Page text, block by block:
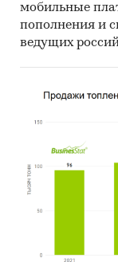
17.
Research
Процедура
все
К отчету
пригодная к
данных с
для литья
мобильные
пополнения и
ведущих